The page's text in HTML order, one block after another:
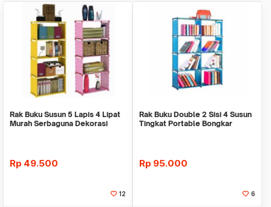
Rak Buku Susun 5 Lapis 4 Lipat
Murah Serbaguna Dekorasi
Rp 49.500
12
Rak Buku Double 2 Sisi 4 Susun
Tingkat Portable Bongkar
Rp 95.000
6